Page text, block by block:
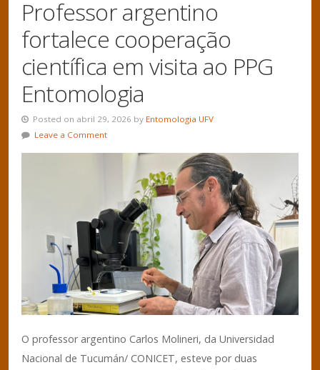
Professor argentino
fortalece cooperação
científica em visita ao PPG
Entomologia
Posted on abril 29, 2026 by Entomologia UFV
Leave a Comment
O professor argentino Carlos Molineri, da Universidad
Nacional de Tucumán/ CONICET, esteve por duas